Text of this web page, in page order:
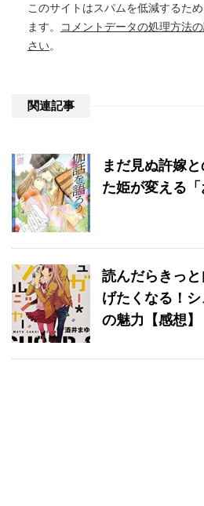
このサイトはスパムを低減するた
ます。
コメントデータの処理方法
さい。
関連記事
まだ見ぬ許嫁
た姫が変える「
読んだらきっ
げたくなる！
の魅力【感想】